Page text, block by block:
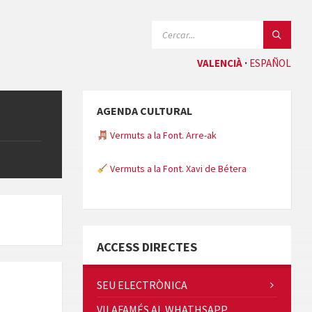
VALENCIÀ ESPAÑOL
AGENDA CULTURAL
Vermuts a la Font. Arre-ak
Vermuts a la Font. Xavi de Bétera
ACCESS DIRECTES
SEU ELECTRÒNICA